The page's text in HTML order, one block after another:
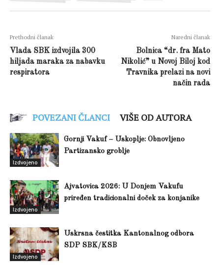
Prethodni članak
Vlada SBK izdvojila 300
hiljada maraka za nabavku
respiratora
Naredni članak
Bolnica “dr. fra Mato
Nikolić” u Novoj Biloj kod
Travnika prelazi na novi
način rada
POVEZANI ČLANCI VIŠE OD AUTORA
Izdvojeno
Gornji Vakuf – Uskoplje: Obnovljeno
Partizansko groblje
Izdvojeno
Ajvatovica 2026: U Donjem Vakufu
priređen tradicionalni doček za konjanike
Izdvojeno
Uskrsna čestitka Kantonalnog odbora
SDP SBK/KSB